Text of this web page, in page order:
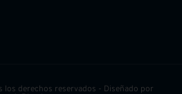
los derechos reservados - Diseñado por